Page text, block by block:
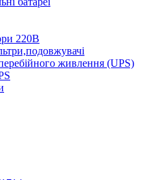
220В
живлення (UPS)